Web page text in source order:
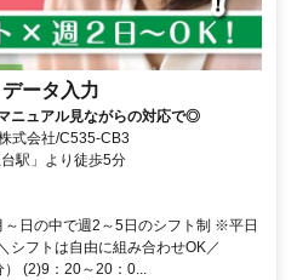
ータ入力
ニュアル見ながらの対応で◎
式会社/C535-CB3
駅」より徒歩5分
日の中で週2～5日のシフト制 ※平日
シフトは自由に組み合わせOK／
(2)9：20～20：0...